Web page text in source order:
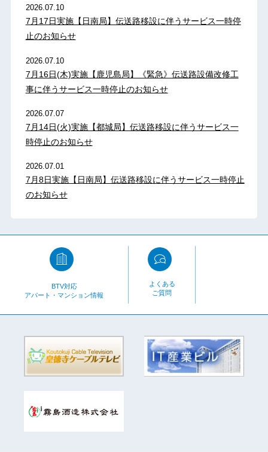
2026.07.10
7月17日実施【日南局】伝送路移設に伴うサービス一時停
止のお知らせ
2026.07.10
7月16日(木)実施【鹿児島局】《緊急》伝送路設備改修工
事に伴うサービス一時停止のお知らせ
2026.07.07
7月14日(火)実施【都城局】伝送路移設に伴うサービス一
時停止のお知らせ
2026.07.01
7月8日実施【日南局】伝送路移設に伴うサービス一時停止
のお知らせ
BTV対応
アパート・マンション情報
よくある
ご質問